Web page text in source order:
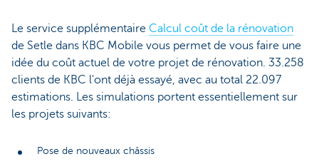
Le service supplémentaire Calcul coût de la rénovation
de Setle dans KBC Mobile vous permet de vous faire une
idée du coût actuel de votre projet de rénovation. 33.258
clients de KBC l'ont déjà essayé, avec au total 22.097
estimations. Les simulations portent essentiellement sur
les projets suivants:
Pose de nouveaux châssis